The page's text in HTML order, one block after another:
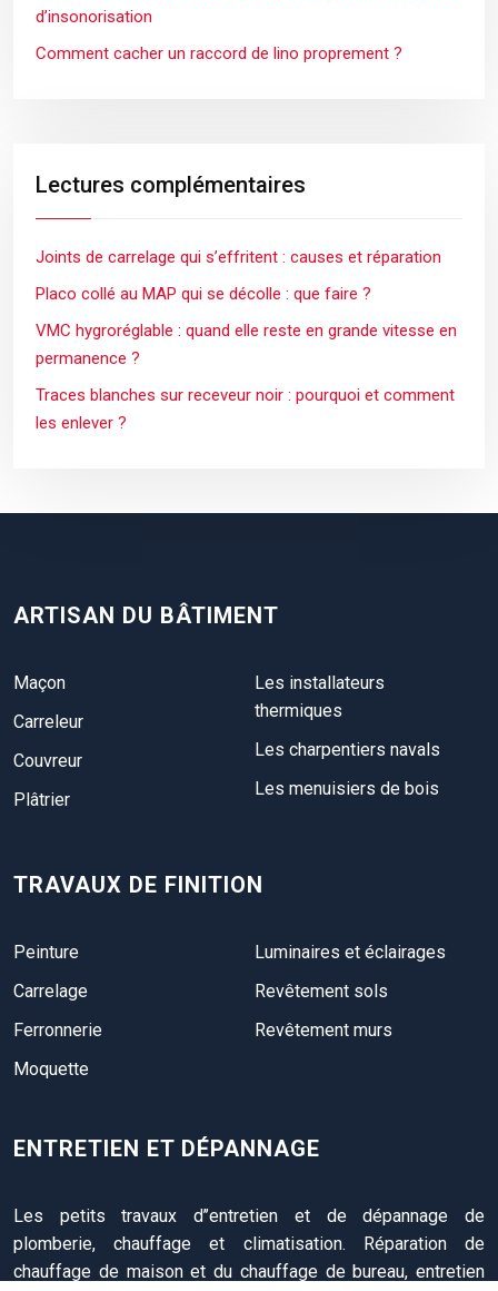
d’insonorisation
Comment cacher un raccord de lino proprement ?
Lectures complémentaires
Joints de carrelage qui s’effritent : causes et réparation
Placo collé au MAP qui se décolle : que faire ?
VMC hygroréglable : quand elle reste en grande vitesse en
permanence ?
Traces blanches sur receveur noir : pourquoi et comment
les enlever ?
ARTISAN DU BÂTIMENT
Maçon
Carreleur
Couvreur
Plâtrier
Les installateurs
thermiques
Les charpentiers navals
Les menuisiers de bois
TRAVAUX DE FINITION
Peinture
Carrelage
Ferronnerie
Moquette
Luminaires et éclairages
Revêtement sols
Revêtement murs
ENTRETIEN ET DÉPANNAGE
Les petits travaux d’’entretien et de dépannage de
plomberie, chauffage et climatisation. Réparation de
chauffage de maison et du chauffage de bureau, entretien